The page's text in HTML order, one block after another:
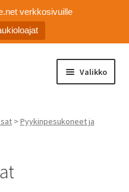
verkkosivuille
Valikko
> Pyykinpesukoneet ja